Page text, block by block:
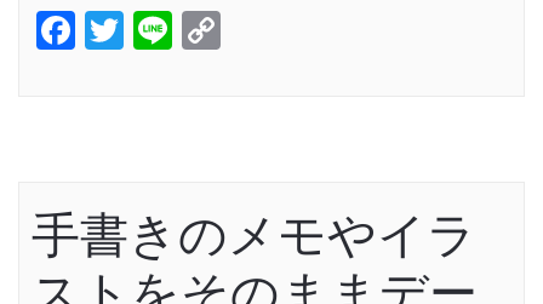
Facebook
Twitter
Line
手書きのメモやイラ